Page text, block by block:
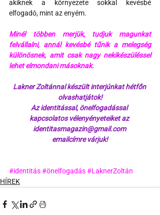
akiknek a környezete sokkal kevésbé
elfogadó, mint az enyém.
Minél többen merjük, tudjuk magunkat
felvállalni, annál kevésbé tűnik a melegség
különösnek, amit csak nagy nekikészüléssel
lehet elmondani másoknak.
Lakner Zoltánnal készült interjúnkat hétfőn
olvashatjátok!
Az identitással, önelfogadással
kapcsolatos vélenyényeteiket az
identitasmagazin@gmail.com
emailcímre várjuk!
#identitás#önelfogadás#LaknerZoltán
HÍREK